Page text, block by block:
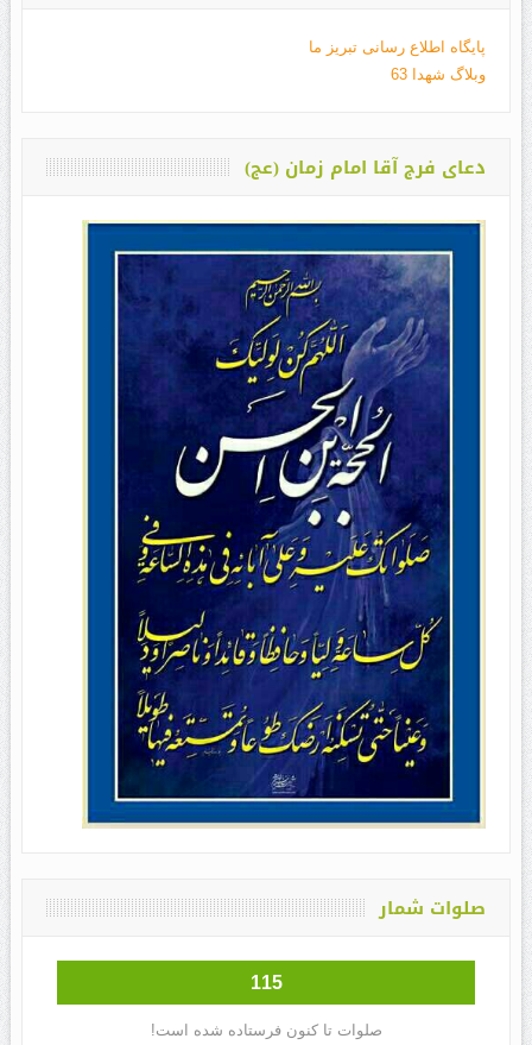
پایگاه اطلاع رسانی تبریز ما
وبلاگ شهدا 63
دعای فرج آقا امام زمان (عج)
صلوات شمار
115
صلوات تا کنون فرستاده شده است!